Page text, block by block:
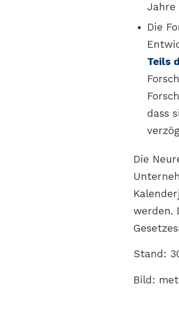
Jahre
Die
Teils
dass
Die
werden.
Stand:
Bild: